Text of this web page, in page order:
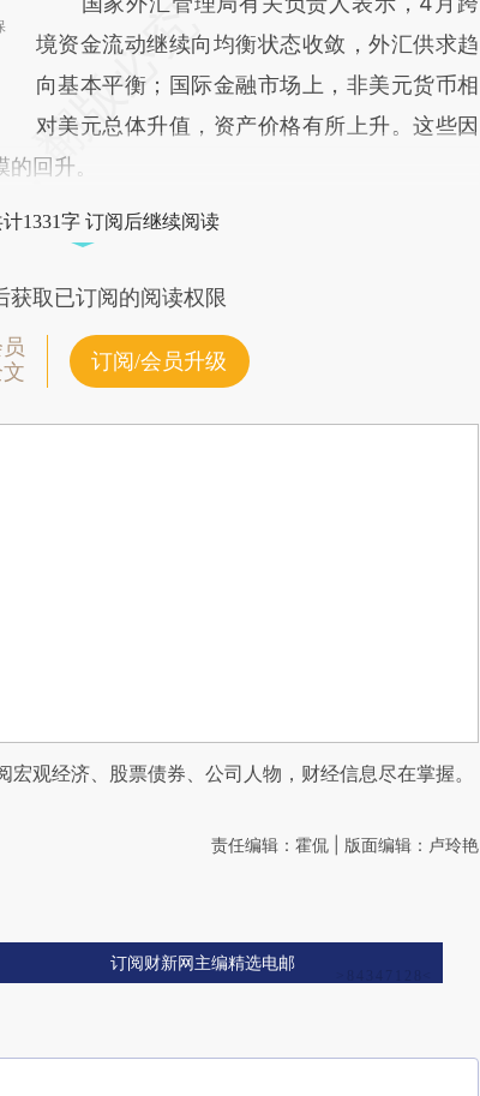
境资金流动继续向均衡状态收敛，外汇供求趋
向基本平衡；国际金融市场上，非美元货币相
对美元总体升值，资产价格有所上升。这些因
回升。
1331字 订阅后继续阅读
获取已订阅的阅读权限
订阅/会员升级
宏观经济、股票债券、公司人物，财经信息尽在掌握。
责任编辑：霍侃 | 版面编辑：卢玲艳
订阅财新网主编精选电邮